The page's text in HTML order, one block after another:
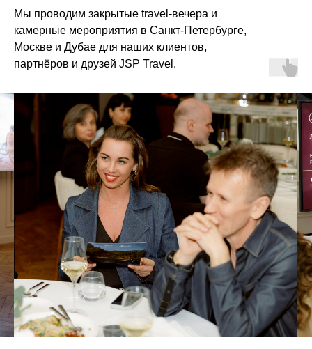
Мы проводим закрытые travel-вечера и
камерные мероприятия в Санкт-Петербурге,
Москве и Дубае для наших клиентов,
партнёров и друзей JSP Travel.